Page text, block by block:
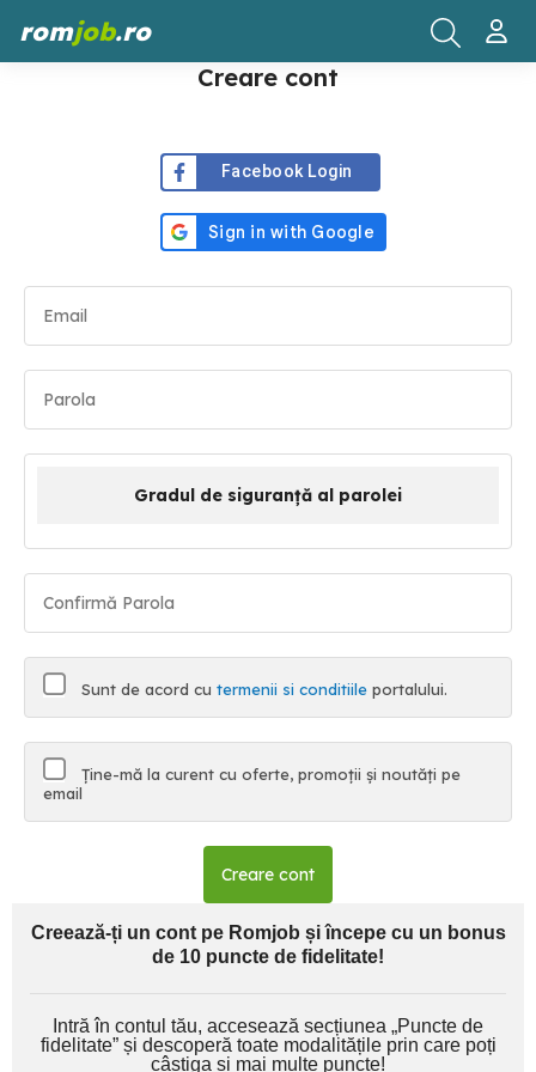
romjob.ro
Creare cont
Facebook Login
Gradul de siguranță al parolei
Sunt de acord cu termenii si conditiile portalului.
Ține-mă la curent cu oferte, promoții și noutăți pe
email
Creare cont
Creează-ți un cont pe Romjob și începe cu un bonus
de 10 puncte de fidelitate!
Intră în contul tău, accesează secțiunea „Puncte de
fidelitate” și descoperă toate modalitățile prin care poți
câștiga și mai multe puncte!